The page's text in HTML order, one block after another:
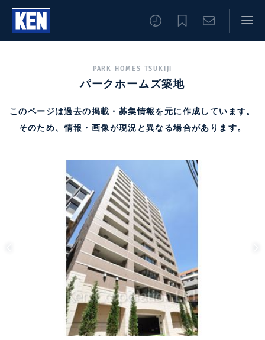
PARK HOMES TSUKIJI
パークホームズ築地
このページは過去の掲載・募集情報を元に作成しています。
そのため、情報・画像が現況と異なる場合があります。